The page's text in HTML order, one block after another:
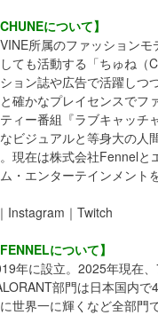
CHUNEについて】
所属のファッション
ても活動する「ちゅね（
ョン誌や広告で活躍しつ
確かなプレイセンスでフ
ィー番組『ラブキャッチ
ビジュアルと等身大の人
現在は株式会社Fennelと
・エンターテインメント
Instagram｜Twitch
FENNELについて】
年に設立。2025年現在
部門は日本国内
世界一に輝くなど全部門